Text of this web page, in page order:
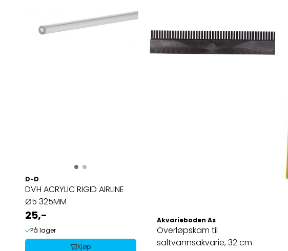
D-D
DVH ACRYLIC RIGID AIRLINE
Ø5 325MM
25,-
På lager
Kjøp
Akvarieboden As
Overløpskam til
saltvannsakvarie, 32 cm